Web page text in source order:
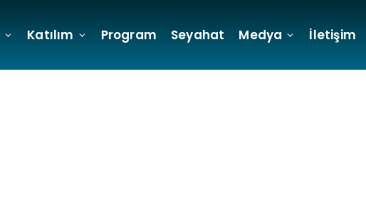
Katılım Program Seyahat Medya İletişim